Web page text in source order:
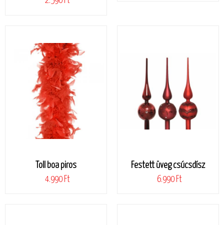
Toll boa piros
4.990 Ft
Festett üveg csúcsdísz
6.990 Ft